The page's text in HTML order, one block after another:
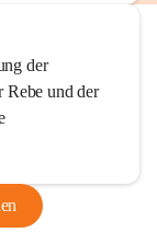
der
Rebe und der